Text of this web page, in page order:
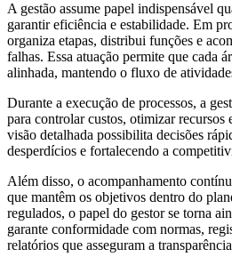
A gestão assume papel indispensável
garantir eficiência e estabilidade. Em
organiza etapas, distribui funções e
falhas. Essa atuação permite que cada
alinhada, mantendo o fluxo de
Durante a execução de processos, a
para controlar custos, otimizar recursos
visão detalhada possibilita decisões
desperdícios e fortalecendo a
Além disso, o acompanhamento
que mantêm os objetivos dentro do
regulados, o papel do gestor se torna
garante conformidade com normas,
relatórios que asseguram a